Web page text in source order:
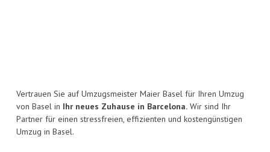
Vertrauen Sie auf Umzugsmeister Maier Basel für Ihren Umzug
von Basel in Ihr neues Zuhause in Barcelona. Wir sind Ihr
Partner für einen stressfreien, effizienten und kostengünstigen
Umzug in Basel.